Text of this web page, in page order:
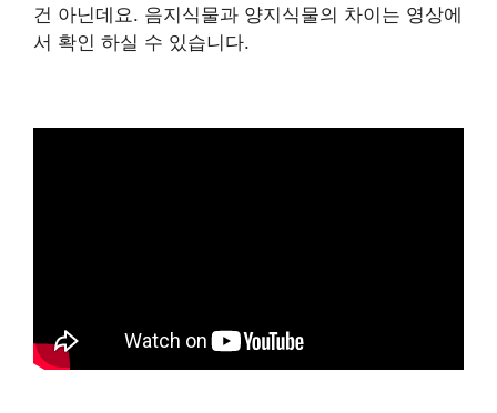
건 아닌데요. 음지식물과 양지식물의 차이는 영상에
서 확인 하실 수 있습니다.